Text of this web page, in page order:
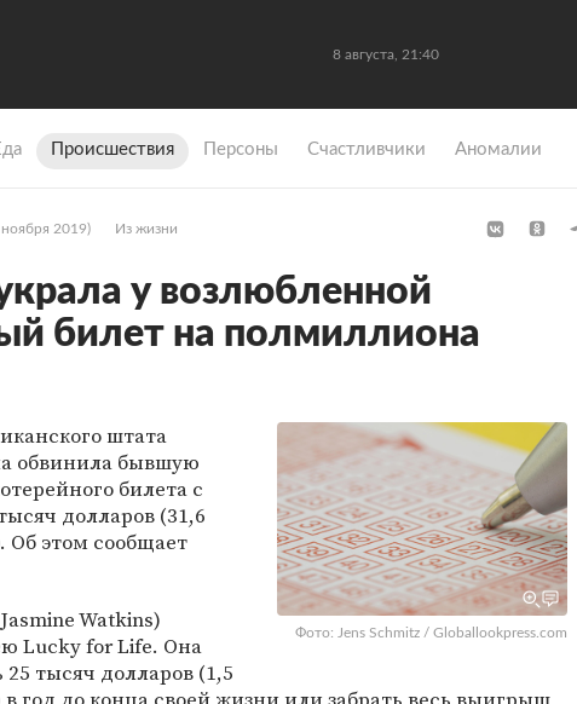
8 августа, 21:40
Происшествия Персоны Счастливчики Аномалии
2019) Из жизни
у возлюбленной
билет на полмиллиона
Фото: Jens Schmitz / Globallookpress.com
штата
обвинила бывшую
билета с
долларов (31,6
Об этом сообщает
Watkins)
Lucky for Life. Она
тысяч долларов (1,5